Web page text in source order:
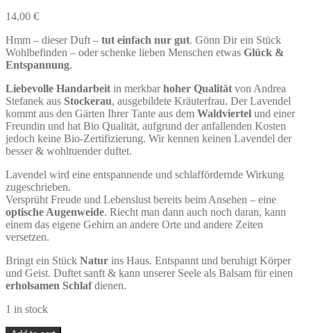
14,00 €
Hmm – dieser Duft – tut einfach nur gut. Gönn Dir ein Stück
Wohlbefinden – oder schenke lieben Menschen etwas Glück &
Entspannung.
Liebevolle Handarbeit in merkbarhoher Qualität von Andrea
Stefanek aus Stockerau, ausgebildete Kräuterfrau. Der Lavendel
kommt aus den Gärten Ihrer Tante aus dem Waldviertel und einer
Freundin und hat Bio Qualität, aufgrund der anfallenden Kosten
jedoch keine Bio-Zertifizierung. Wir kennen keinen Lavendel der
besser & wohltuender duftet.
Lavendel wird eine entspannende und schlaffördernde Wirkung
zugeschrieben.
Versprüht Freude und Lebenslust bereits beim Ansehen – eine
optische Augenweide. Riecht man dann auch noch daran, kann
einem das eigene Gehirn an andere Orte und andere Zeiten
versetzen.
Bringt ein Stück Natur ins Haus. Entspannt und beruhigt Körper
und Geist. Duftet sanft & kann unserer Seele als Balsam für einen
erholsamen Schlafdienen.
1 in stock